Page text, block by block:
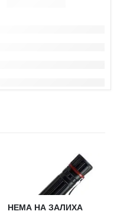
НЕМА НА ЗАЛИХА